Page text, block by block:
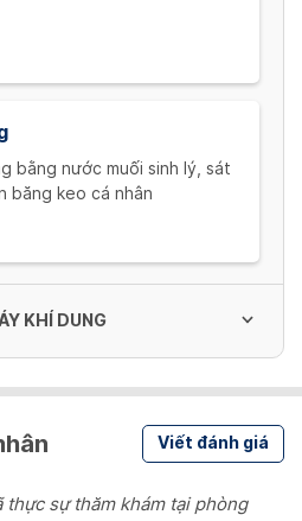
đánh giá đáp ứng của
vụ chẩn đoán hen phế
thuốc phun khí dung(
Pulmicort…)
bằng nước muối sinh lý, sát
băng keo cá nhân
KHÍ DUNG
Viết đánh giá
thực sự thăm khám tại phòng